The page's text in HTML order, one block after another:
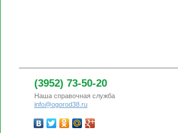
(3952) 73-50-20
Наша справочная служба
info@ogorod38.ru